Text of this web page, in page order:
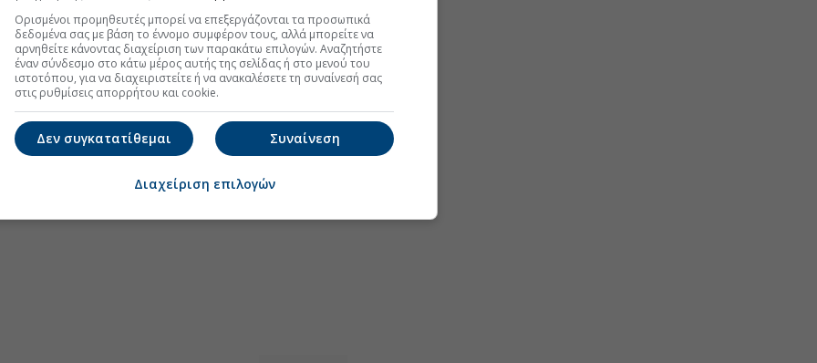
Ορισμένοι προμηθευτές μπορεί να επεξεργάζονται τα προσωπικά
δεδομένα σας με βάση το έννομο συμφέρον τους, αλλά μπορείτε να
αρνηθείτε κάνοντας διαχείριση των παρακάτω επιλογών. Αναζητήστε
έναν σύνδεσμο στο κάτω μέρος αυτής της σελίδας ή στο μενού του
ιστοτόπου, για να διαχειριστείτε ή να ανακαλέσετε τη συναίνεσή σας
στις ρυθμίσεις απορρήτου και cookie.
Συναίνεση
Δεν συγκατατίθεμαι
Διαχείριση επιλογών